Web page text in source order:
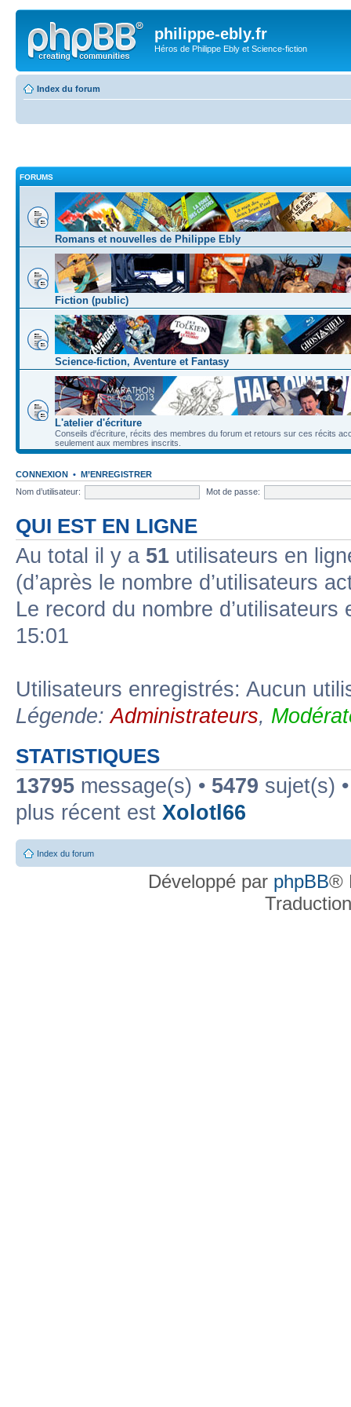
philippe-ebly.fr
Héros de Philippe Ebly et Science-fiction
Index du forum
FORUMS
Romans et nouvelles de Philippe Ebly
Fiction (public)
Science-fiction, Aventure et Fantasy
L'atelier d'écriture
Conseils d'écriture, récits des membres du forum et retours sur ces récits
seulement aux membres inscrits.
CONNEXION • M’ENREGISTRER
Nom d’utilisateur:
Mot de passe:
QUI EST EN LIGNE
Au total il y a 51 utilisateurs en
(d’après le nombre d’utilisateurs
Le record du nombre
15:01
Utilisateurs enregistrés: Aucun
Légende:Administrateurs,
STATISTIQUES
13795 message(s) • 5479 sujet(s)
plus récent est Xolotl66
Index du forum
Développé par phpBB®